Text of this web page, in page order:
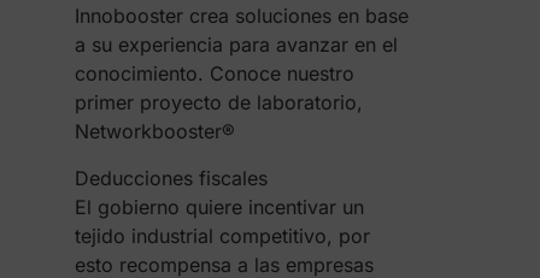
Innobooster crea soluciones en base
a su experiencia para avanzar en el
conocimiento. Conoce nuestro
primer proyecto de laboratorio,
Networkbooster®
Deducciones fiscales
El gobierno quiere incentivar un
tejido industrial competitivo, por
esto recompensa a las empresas